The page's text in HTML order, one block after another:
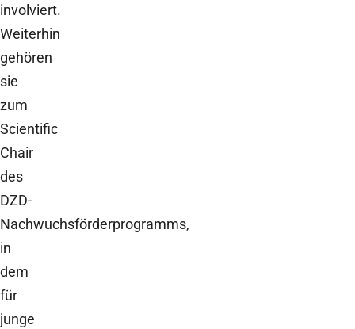
involviert.
Weiterhin
gehören
sie
zum
Scientific
Chair
des
DZD-
Nachwuchsförderprogramms,
in
dem
für
junge